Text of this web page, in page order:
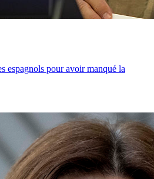
espagnols pour avoir manqué la